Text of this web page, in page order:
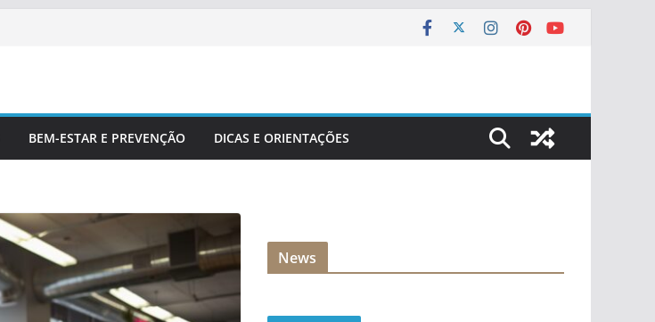
BEM-ESTAR E PREVENÇÃO DICAS E ORIENTAÇÕES
News